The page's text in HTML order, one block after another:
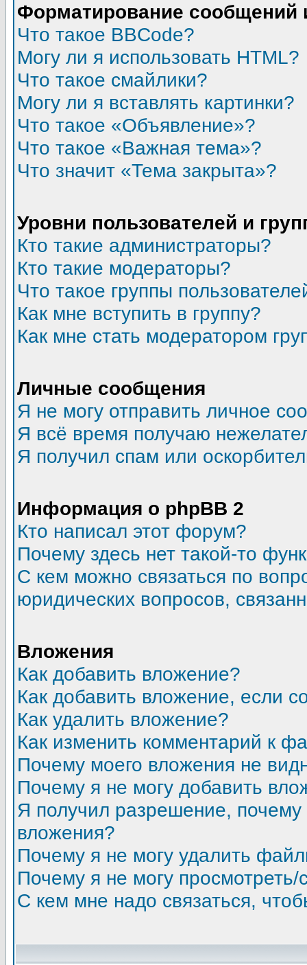
Форматирование сообщений
Что такое BBCode?
Могу ли я использовать HTML?
Что такое смайлики?
Могу ли я вставлять картинки?
Что такое «Объявление»?
Что такое «Важная тема»?
Что значит «Тема закрыта»?
Уровни пользователей и
Кто такие администраторы?
Кто такие модераторы?
Что такое группы
Как мне вступить в группу?
Как мне стать модератором
Личные сообщения
Я не могу отправить личное
Я всё время получаю
Я получил спам или
Информация о phpBB 2
Кто написал этот форум?
Почему здесь нет такой-то
С кем можно связаться по
юридических вопросов,
Вложения
Как добавить вложение?
Как добавить вложение, если
Как удалить вложение?
Как изменить комментарий к
Почему моего вложения не
Почему я не могу добавить
Я получил разрешение,
вложения?
Почему я не могу удалить
Почему я не могу просмотреть/
С кем мне надо связаться,